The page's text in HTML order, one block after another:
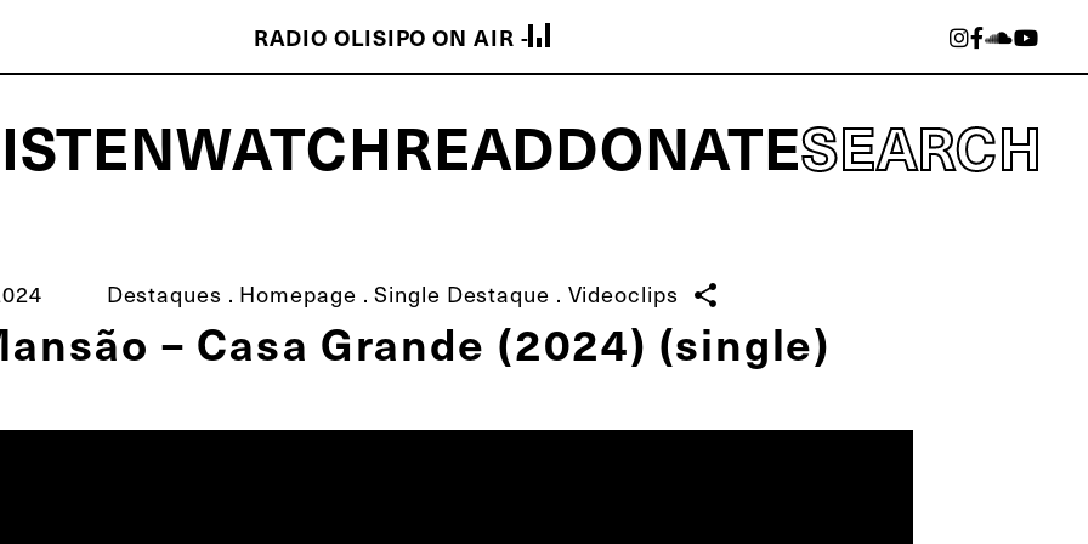
RADIO OLISIPO ON AIR -
WATCHREADDONATESEARCH
Destaques . Homepage .Single Destaque . Videoclips share
– Casa Grande (2024) (single)